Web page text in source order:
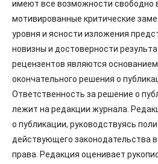
имеют все возможности свободно
мотивированные критические
уровня и ясности изложения
новизны и достоверности
рецензентов являются
окончательного решения о
Ответственность за решение о
лежит на редакции журнала.
о публикации, руководствуясь
действующего законодательства
права. Редакция оценивает